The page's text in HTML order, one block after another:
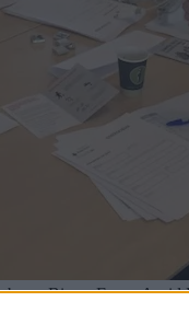
Birger Førre,